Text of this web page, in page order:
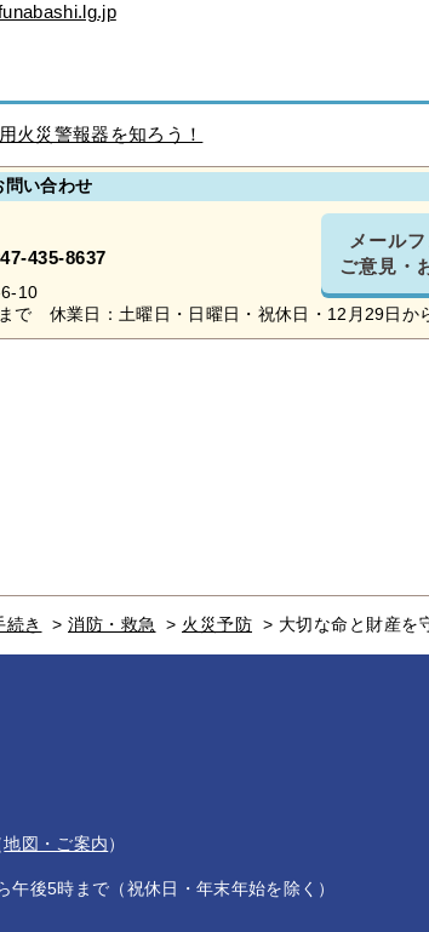
火災警報器を知ろう！
問い合わせ
435-8637
メール
ご意見・
10
で 休業日：土曜日・日曜日・祝休日・12月29日か
続き > 消防・救急 > 火災予防 > 大切な命と財産を
地図・ご案内）
後5時まで（祝休日・年末年始を除く）